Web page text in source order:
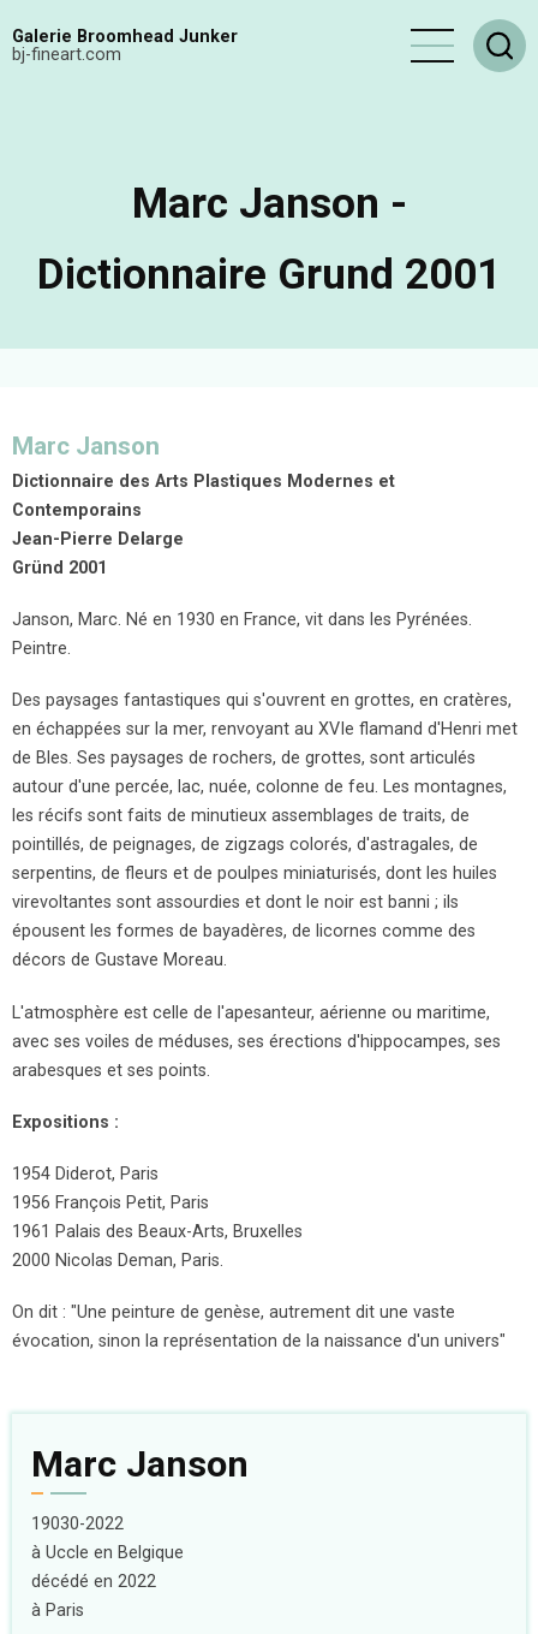
auGalerie Broomhead Junker
bj-fineart.com
Marc Janson -
Dictionnaire Grund 2001
Marc Janson
Dictionnaire des Arts Plastiques Modernes et
Contemporains
Jean-Pierre Delarge
Gründ 2001
Janson, Marc. Né en 1930 en France, vit dans les Pyrénées.
Peintre.
Des paysages fantastiques qui s'ouvrent en grottes, en cratères,
en échappées sur la mer, renvoyant au XVIe flamand d'Henri met
de Bles. Ses paysages de rochers, de grottes, sont articulés
autour d'une percée, lac, nuée, colonne de feu. Les montagnes,
les récifs sont faits de minutieux assemblages de traits, de
pointillés, de peignages, de zigzags colorés, d'astragales, de
serpentins, de fleurs et de poulpes miniaturisés, dont les huiles
virevoltantes sont assourdies et dont le noir est banni ; ils
épousent les formes de bayadères, de licornes comme des
décors de Gustave Moreau.
L'atmosphère est celle de l'apesanteur, aérienne ou maritime,
avec ses voiles de méduses, ses érections d'hippocampes, ses
arabesques et ses points.
Expositions :
1954 Diderot, Paris
1956 François Petit, Paris
1961 Palais des Beaux-Arts, Bruxelles
2000 Nicolas Deman, Paris.
On dit : "Une peinture de genèse, autrement dit une vaste
évocation, sinon la représentation de la naissance d'un univers"
Marc Janson
19030-2022
à Uccle en Belgique
décédé en 2022
à Paris